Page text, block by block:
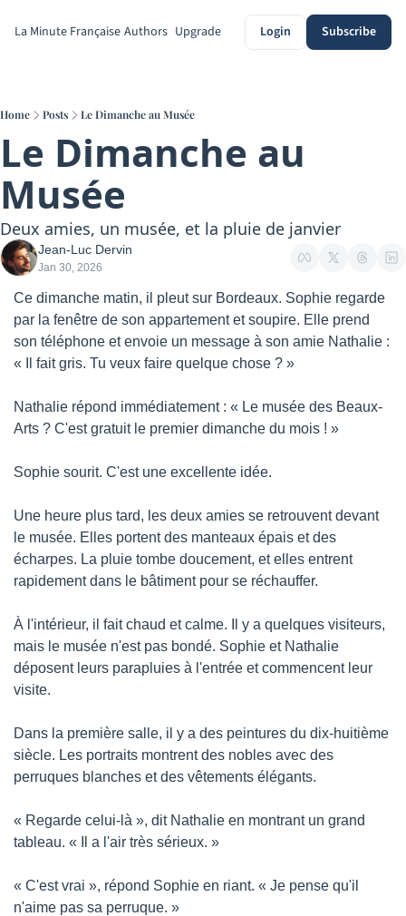
La Minute Française Authors Upgrade Login Subscribe
Home Posts Le Dimanche au Musée
Le Dimanche au
Musée
Deux amies, un musée, et la pluie de janvier
Jean-Luc Dervin
Jan 30, 2026
Ce dimanche matin, il pleut sur Bordeaux. Sophie regarde
par la fenêtre de son appartement et soupire. Elle prend
son téléphone et envoie un message à son amie Nathalie :
« Il fait gris. Tu veux faire quelque chose ? »
Nathalie répond immédiatement : « Le musée des Beaux-
Arts ? C'est gratuit le premier dimanche du mois ! »
Sophie sourit. C'est une excellente idée.
Une heure plus tard, les deux amies se retrouvent devant
le musée. Elles portent des manteaux épais et des
écharpes. La pluie tombe doucement, et elles entrent
rapidement dans le bâtiment pour se réchauffer.
À l'intérieur, il fait chaud et calme. Il y a quelques visiteurs,
mais le musée n'est pas bondé. Sophie et Nathalie
déposent leurs parapluies à l'entrée et commencent leur
visite.
Dans la première salle, il y a des peintures du dix-huitième
siècle. Les portraits montrent des nobles avec des
perruques blanches et des vêtements élégants.
« Regarde celui-là », dit Nathalie en montrant un grand
tableau. « Il a l'air très sérieux. »
« C'est vrai », répond Sophie en riant. « Je pense qu'il
n'aime pas sa perruque. »